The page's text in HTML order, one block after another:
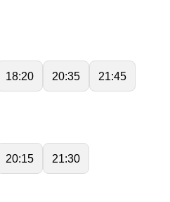
18:20 20:35 21:45
20:15 21:30